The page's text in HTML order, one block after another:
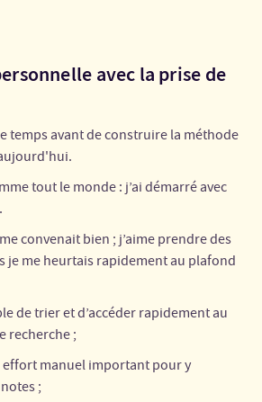
avec la prise de
temps avant de construire la méthode
tout le monde : j’ai démarré avec
convenait bien ; j’aime prendre des
je me heurtais rapidement au plafond
de trier et d’accéder rapidement au
recherche ;
effort manuel important pour y
;